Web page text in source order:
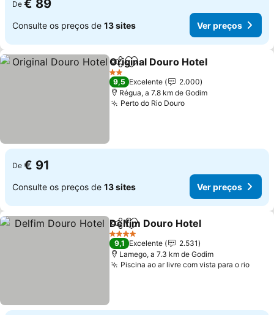
De € 89
Consulte os preços de 13 sites Ver preços
PartilharAdicionar aos favoritos
Original Douro Hotel
2 Estrelas
9,5 Excelente
2.000
Régua, a 7.8 km de Godim
Perto do Rio DouroVer preços
De € 91
Consulte os preços de 13 sites Ver preços
PartilharAdicionar aos favoritos
Delfim Douro Hotel
4 Estrelas
9,1 Excelente
2.531
Lamego, a 7.3 km de Godim
Piscina ao ar livre com vista para o rioVer